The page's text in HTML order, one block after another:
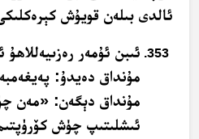
ئالدى بىلەن قويۇش
ئىبن ئۇمەر رەزىيەللاھۇ
مۇنداق دەيدۇ:
مۇنداق دېگەن: «مەن
ئىشلىتىپ چۈش